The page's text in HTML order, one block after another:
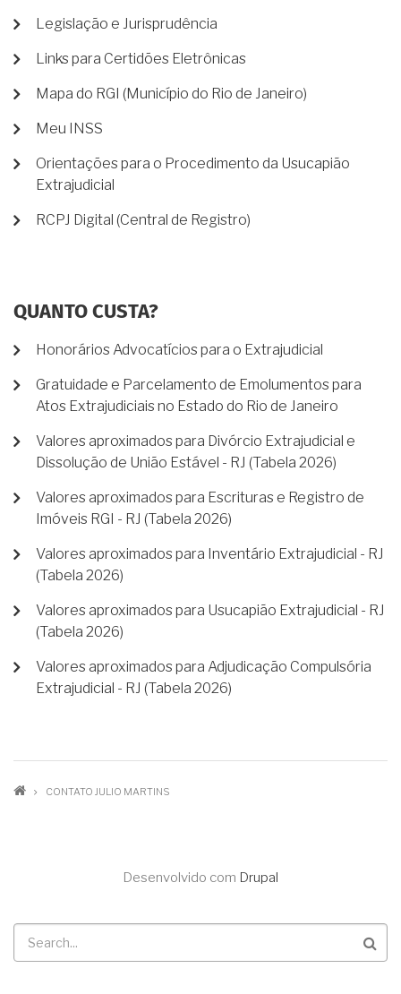
Legislação e Jurisprudência
Links para Certidões Eletrônicas
Mapa do RGI (Município do Rio de Janeiro)
Meu INSS
Orientações para o Procedimento da Usucapião
Extrajudicial
RCPJ Digital (Central de Registro)
QUANTO CUSTA?
Honorários Advocatícios para o Extrajudicial
Gratuidade e Parcelamento de Emolumentos para
Atos Extrajudiciais no Estado do Rio de Janeiro
Valores aproximados para Divórcio Extrajudicial e
Dissolução de União Estável - RJ (Tabela 2026)
Valores aproximados para Escrituras e Registro de
Imóveis RGI - RJ (Tabela 2026)
Valores aproximados para Inventário Extrajudicial - RJ
(Tabela 2026)
Valores aproximados para Usucapião Extrajudicial - RJ
(Tabela 2026)
Valores aproximados para Adjudicação Compulsória
Extrajudicial - RJ (Tabela 2026)
TRILHA
NAVEGAÇÃO
CONTATO JULIO MARTINS
Desenvolvido com Drupal